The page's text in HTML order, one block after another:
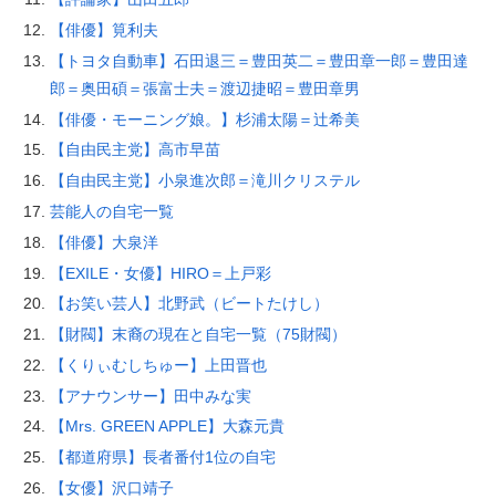
【俳優】筧利夫
【トヨタ自動車】石田退三＝豊田英二＝豊田章一郎＝豊田達
郎＝奥田碩＝張富士夫＝渡辺捷昭＝豊田章男
【俳優・モーニング娘。】杉浦太陽＝辻希美
【自由民主党】高市早苗
【自由民主党】小泉進次郎＝滝川クリステル
芸能人の自宅一覧
【俳優】大泉洋
【EXILE・女優】HIRO＝上戸彩
【お笑い芸人】北野武（ビートたけし）
【財閥】末裔の現在と自宅一覧（75財閥）
【くりぃむしちゅー】上田晋也
【アナウンサー】田中みな実
【Mrs. GREEN APPLE】大森元貴
【都道府県】長者番付1位の自宅
【女優】沢口靖子